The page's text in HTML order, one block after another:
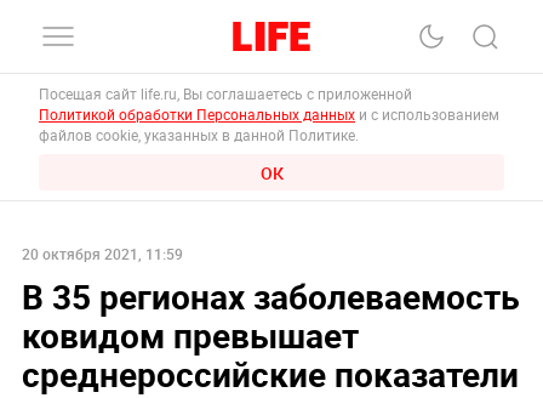
Посещая сайт life.ru, Вы соглашаетесь с приложенной
Политикой обработки Персональных данных и с использованием
файлов cookie, указанных в данной Политике.
ОК
20 октября 2021, 11:59
В 35 регионах заболеваемость
ковидом превышает
среднероссийские показатели